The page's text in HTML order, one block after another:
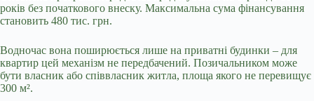
років без початкового внеску. Максимальна сума фінансування
становить 480 тис. грн.
Водночас вона поширюється лише на приватні будинки – для
квартир цей механізм не передбачений. Позичальником може
бути власник або співвласник житла, площа якого не перевищує
300 м².